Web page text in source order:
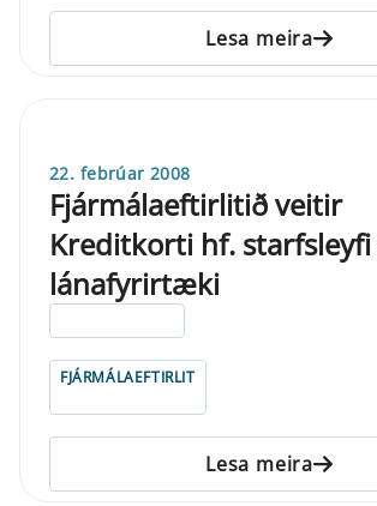
Lesa meira
22. febrúar 2008
Fjármálaeftirlitið veitir
Kreditkorti hf. starfsleyfi
lánafyrirtæki
FJÁRMÁLAEFTIRLIT
Lesa meira